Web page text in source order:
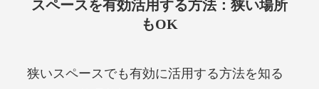
スペースを有効活用する方法：狭い場所
もOK
狭いスペースでも有効に活用する方法を知る